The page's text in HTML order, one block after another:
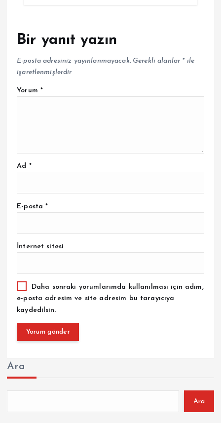
Bir yanıt yazın
E-posta adresiniz yayınlanmayacak. Gerekli alanlar *ile
işaretlenmişlerdir
Yorum *
Ad *
E-posta*
İnternet sitesi
Daha sonraki yorumlarımda kullanılması için adım,
e-posta adresim ve site adresim bu tarayıcıya
kaydedilsin.
Ara
Ara